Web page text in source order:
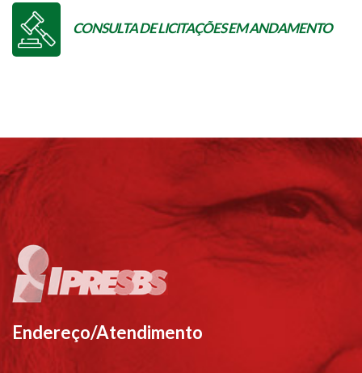
CONSULTA DE LICITAÇÕES EM ANDAMENTO
Endereço/Atendimento